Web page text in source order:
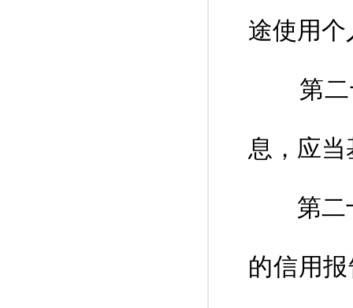
途使用
第二十
息，应
第二十
的信用